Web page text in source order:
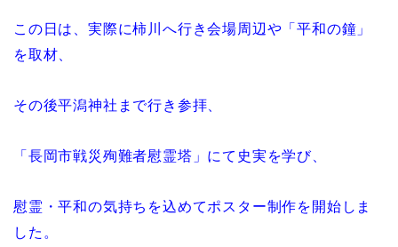
この日は、実際に柿川へ行き会場周辺や「平和の鐘」
を取材、
その後平潟神社まで行き参拝、
「長岡市戦災殉難者慰霊塔」にて史実を学び、
慰霊・平和の気持ちを込めてポスター制作を開始しま
した。